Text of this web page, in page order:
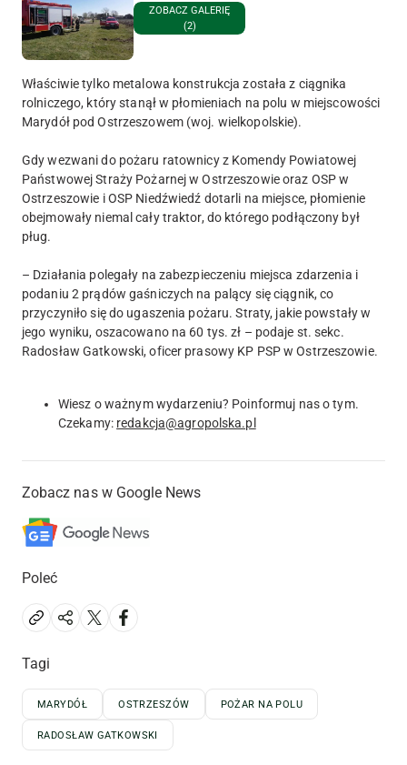
ZOBACZ GALERIĘ
(2)
Właściwie tylko metalowa konstrukcja została z ciągnika
rolniczego, który stanął w płomieniach na polu w miejscowości
Marydół pod Ostrzeszowem (woj. wielkopolskie).
Gdy wezwani do pożaru ratownicy z Komendy Powiatowej
Państwowej Straży Pożarnej w Ostrzeszowie oraz OSP w
Ostrzeszowie i OSP Niedźwiedź dotarli na miejsce, płomienie
obejmowały niemal cały traktor, do którego podłączony był
pług.
– Działania polegały na zabezpieczeniu miejsca zdarzenia i
podaniu 2 prądów gaśniczych na palący się ciągnik, co
przyczyniło się do ugaszenia pożaru. Straty, jakie powstały w
jego wyniku, oszacowano na 60 tys. zł – podaje st. sekc.
Radosław Gatkowski, oficer prasowy KP PSP w Ostrzeszowie.
Wiesz o ważnym wydarzeniu? Poinformuj nas o tym.
Czekamy: redakcja@agropolska.pl
Zobacz nas w Google News
Poleć
Tagi
MARYDÓŁ OSTRZESZÓW POŻAR NA POLU
RADOSŁAW GATKOWSKI